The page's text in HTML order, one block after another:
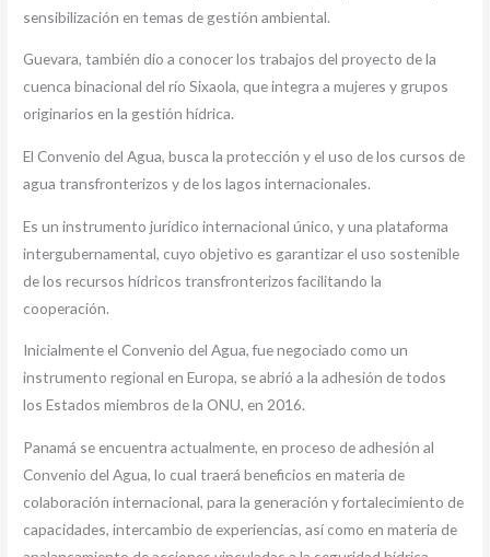
sensibilización en temas de gestión ambiental.
Guevara, también dio a conocer los trabajos del proyecto de la
cuenca binacional del río Sixaola, que integra a mujeres y grupos
originarios en la gestión hídrica.
El Convenio del Agua, busca la protección y el uso de los cursos de
agua transfronterizos y de los lagos internacionales.
Es un instrumento jurídico internacional único, y una plataforma
intergubernamental, cuyo objetivo es garantizar el uso sostenible
de los recursos hídricos transfronterizos facilitando la
cooperación.
Inicialmente el Convenio del Agua, fue negociado como un
instrumento regional en Europa, se abrió a la adhesión de todos
los Estados miembros de la ONU, en 2016.
Panamá se encuentra actualmente, en proceso de adhesión al
Convenio del Agua, lo cual traerá beneficios en materia de
colaboración internacional, para la generación y fortalecimiento de
capacidades, intercambio de experiencias, así como en materia de